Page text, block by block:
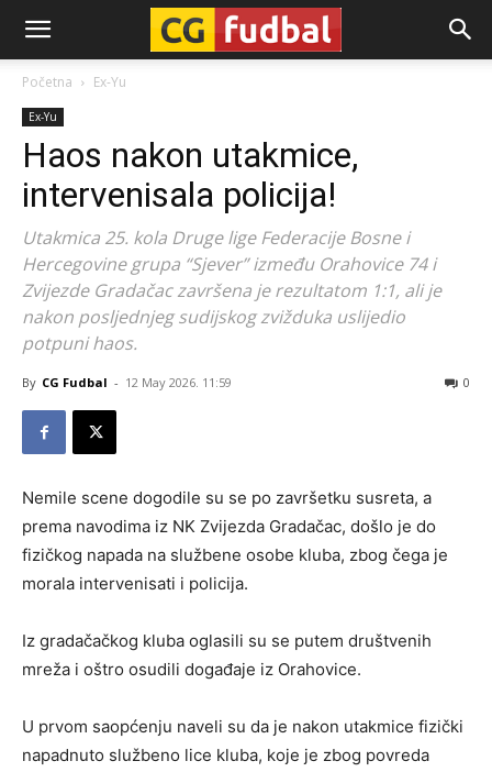
CG-
Fudbal
Početna Ex-Yu
Ex-Yu
Haos nakon utakmice,
intervenisala policija!
Utakmica 25. kola Druge lige Federacije Bosne i
Hercegovine grupa “Sjever” između Orahovice 74 i
Zvijezde Gradačac završena je rezultatom 1:1, ali je
nakon posljednjeg sudijskog zvižduka uslijedio
potpuni haos.
By CG Fudbal - 12 May 2026. 11:59 0
Nemile scene dogodile su se po završetku susreta, a
prema navodima iz NK Zvijezda Gradačac, došlo je do
fizičkog napada na službene osobe kluba, zbog čega je
morala intervenisati i policija.
Iz gradačačkog kluba oglasili su se putem društvenih
mreža i oštro osudili događaje iz Orahovice.
U prvom saopćenju naveli su da je nakon utakmice fizički
napadnuto službeno lice kluba, koje je zbog povreda